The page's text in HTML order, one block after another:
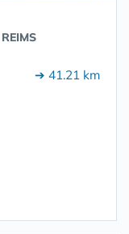
➔ 41.21 km